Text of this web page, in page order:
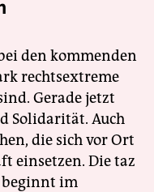
den kommenden
rechtsextreme
Gerade jetzt
Solidarität. Auch
die sich vor Ort
einsetzen. Die taz
beginnt im